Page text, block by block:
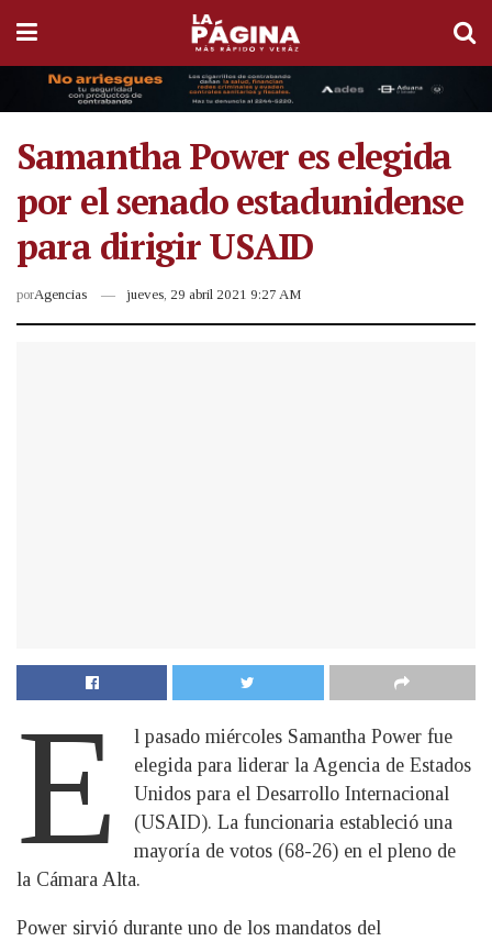
Samantha Power es elegida
por el senado estadunidense
para dirigir USAID
porAgencias jueves, 29 abril 2021 9:27 AM
E
l pasado miércoles Samantha Power fue
elegida para liderar la Agencia de Estados
Unidos para el Desarrollo Internacional
(USAID). La funcionaria estableció una
mayoría de votos (68-26) en el pleno de
la Cámara Alta.
Power sirvió durante uno de los mandatos del